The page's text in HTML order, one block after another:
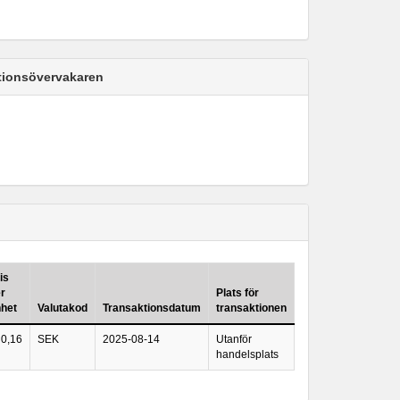
Valutakod Transaktionsdatum
Plats för
transaktionen
0,16 SEK 2025-08-14
Utanför
handelsplats